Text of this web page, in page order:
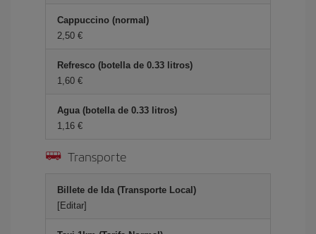
Cappuccino (normal)
2,50 €
Refresco (botella de 0.33 litros)
1,60 €
Agua (botella de 0.33 litros)
1,16 €
Transporte
Billete de Ida (Transporte Local)
[Editar]